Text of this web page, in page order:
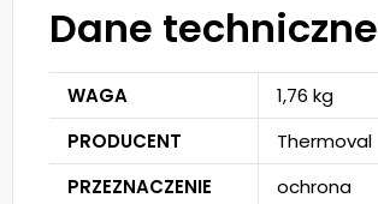
Dane techniczne
WAGA
1,76 kg
PRODUCENT
Thermoval
PRZEZNACZENIE
ochrona